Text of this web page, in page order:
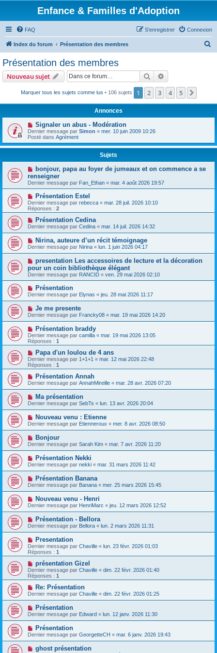
Enfance & Familles d'Adoption
FAQ Connexion
S’enregistrer
Index du forum Présentation des membres
r
Présentation des membres
Nouveau sujet Rechercher
Marquer tous les sujets comme lus • 106 sujets 1 2 3 4 5
Annonces
Signaler un abus - Modération
Dernier message par Simon « mer. 10 juin 2009 10:26
Posté dans Agrément
Sujets
bonjour, papa au foyer de jumeaux et on commence a se
renseigner
Dernier message par Fan_Ethan « mar. 4 août 2026 19:57
Présentation Estel
Dernier message par rebecca « mar. 28 juil. 2026 10:10
Réponses : 2
Présentation Cedina
Dernier message par Cedina « mar. 14 juil. 2026 14:32
Nirina, auteure d’un récit témoignage
Dernier message par Nirina « lun. 1 juin 2026 04:17
presentation Les accessoires de lecture et la décoration
pour un coin bibliothèque élégant
Dernier message par RANCID « ven. 29 mai 2026 02:10
Présentation
Dernier message par Elynas « jeu. 28 mai 2026 11:17
Je me presente
Dernier message par Francky08 « mar. 19 mai 2026 14:20
Présentation braddy
Dernier message par camilla « mar. 19 mai 2026 13:05
Réponses : 1
Papa d'un loulou de 4 ans
Dernier message par 1+1+1 « mar. 12 mai 2026 22:48
Réponses : 1
Présentation Annah
Dernier message par AnnahMireille « mar. 28 avr. 2026 07:20
Ma présentation
Dernier message par SebTs « lun. 13 avr. 2026 20:04
Nouveau venu : Etienne
Dernier message par Etienneroux « mer. 8 avr. 2026 08:50
Bonjour
Dernier message par Sarah Kim « mar. 7 avr. 2026 11:20
Présentation Nekki
Dernier message par nekki « mar. 31 mars 2026 11:42
Présentation Banana
Dernier message par Banana « mer. 25 mars 2026 15:45
Nouveau venu - Henri
Dernier message par HenriMarc « jeu. 12 mars 2026 12:52
Présentation - Bellora
Dernier message par Bellora « lun. 2 mars 2026 11:31
Presentation
Dernier message par Chaville « lun. 23 févr. 2026 01:03
Réponses : 1
présentation Gizel
Dernier message par Chaville « dim. 22 févr. 2026 01:40
Réponses : 1
Re: Présentation
Dernier message par Chaville « dim. 22 févr. 2026 01:25
Présentation
Dernier message par Edward « lun. 12 janv. 2026 11:30
Présentation
Dernier message par GeorgetteCH « mar. 6 janv. 2026 19:43
ghost présentation